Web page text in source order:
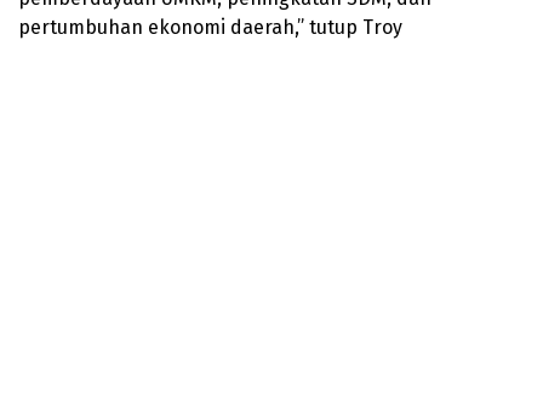
pertumbuhan ekonomi daerah,” tutup Troy